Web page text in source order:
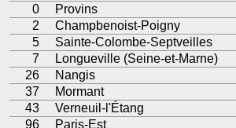
0
Provins
2
Champbenoist-Poigny
5
Sainte-Colombe-Septveilles
7
Longueville (Seine-et-Marne)
26
Nangis
37
Mormant
43
Verneuil-l'Étang
96
Paris-Est